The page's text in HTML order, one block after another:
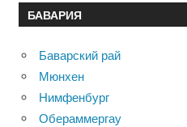
БАВАРИЯ
Баварский рай
Мюнхен
Нимфенбург
Обераммергау